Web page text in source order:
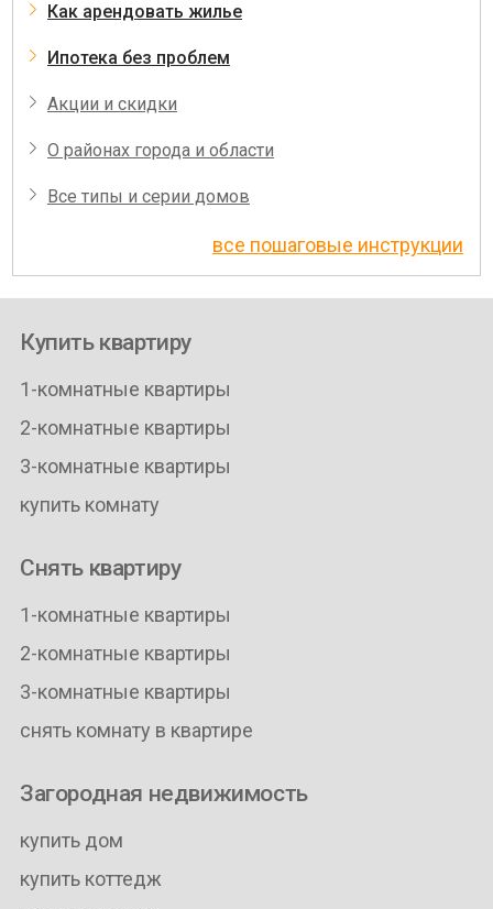
Как арендовать жилье
Ипотека без проблем
Акции и скидки
О районах города и области
Все типы и серии домов
все пошаговые инструкции
Купить квартиру
1-комнатные квартиры
2-комнатные квартиры
3-комнатные квартиры
купить комнату
Снять квартиру
1-комнатные квартиры
2-комнатные квартиры
3-комнатные квартиры
снять комнату в квартире
Загородная недвижимость
купить дом
купить коттедж